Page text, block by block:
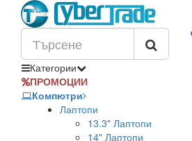
Категории
ПРОМОЦИИ
Компютри
Лаптопи
13.3" Лаптопи
14" Лаптопи